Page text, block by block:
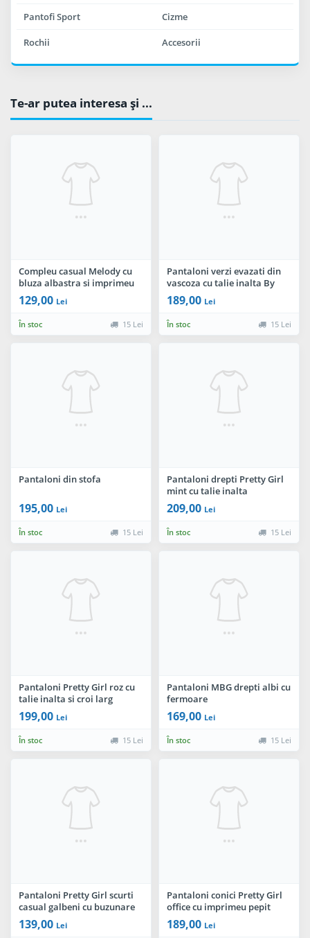
Pantofi Sport Cizme
Rochii Accesorii
Te-ar putea interesa şi ...
Compleu casual Melody cu
bluza albastra si imprimeu
floral By InPuff
129,00 Lei
În stoc 15 Lei
Pantaloni verzi evazati din
vascoza cu talie inalta By
InPuff
189,00 Lei
În stoc 15 Lei
Pantaloni din stofa
195,00 Lei
În stoc 15 Lei
Pantaloni drepti Pretty Girl
mint cu talie inalta
209,00 Lei
În stoc 15 Lei
Pantaloni Pretty Girl roz cu
talie inalta si croi larg
199,00 Lei
În stoc 15 Lei
Pantaloni MBG drepti albi cu
fermoare
169,00 Lei
În stoc 15 Lei
Pantaloni Pretty Girl scurti
casual galbeni cu buzunare
laterale
139,00 Lei
Pantaloni conici Pretty Girl
office cu imprimeu pepit
189,00 Lei